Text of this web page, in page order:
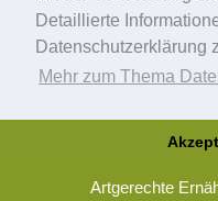
Detaillierte
Datenschutzerklärung
Mehr zum Thema
Artgerechte